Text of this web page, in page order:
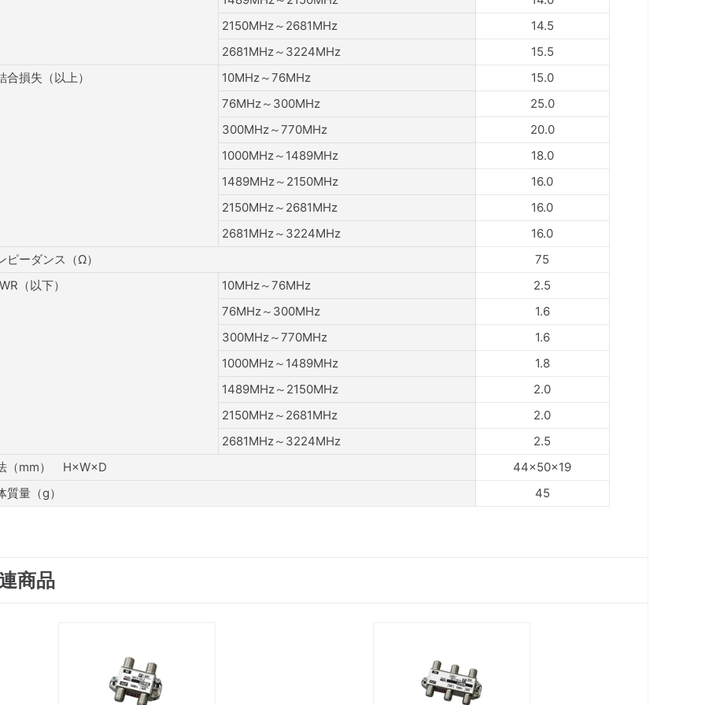
2150MHz～2681MHz
14.5
2681MHz～3224MHz
15.5
合損失（以上）
10MHz～76MHz
15.0
76MHz～300MHz
25.0
300MHz～770MHz
20.0
1000MHz～1489MHz
18.0
1489MHz～2150MHz
16.0
2150MHz～2681MHz
16.0
2681MHz～3224MHz
16.0
ピーダンス（Ω）
75
（以下）
10MHz～76MHz
2.5
76MHz～300MHz
1.6
300MHz～770MHz
1.6
1000MHz～1489MHz
1.8
1489MHz～2150MHz
2.0
2150MHz～2681MHz
2.0
2681MHz～3224MHz
2.5
（mm） H×W×D
44×50×19
質量（g）
45
商品